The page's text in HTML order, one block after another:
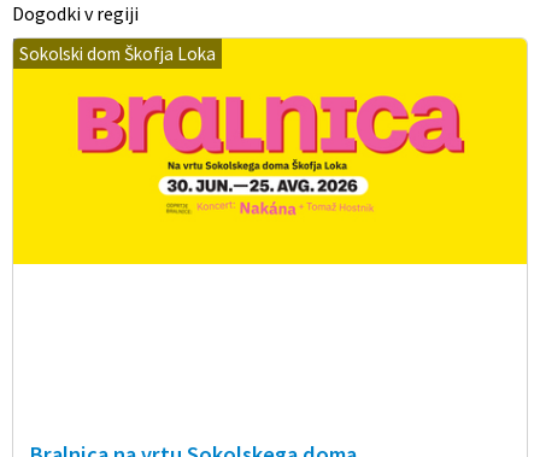
Dogodki v regiji
Sokolski dom Škofja Loka